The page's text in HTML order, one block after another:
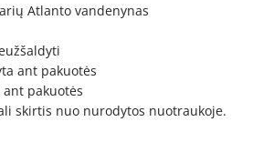
Atlanto vandenynas
ant pakuotės
pakuotės
skirtis nuo nurodytos nuotraukoje.